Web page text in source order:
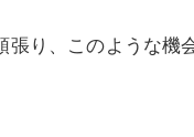
り、このような